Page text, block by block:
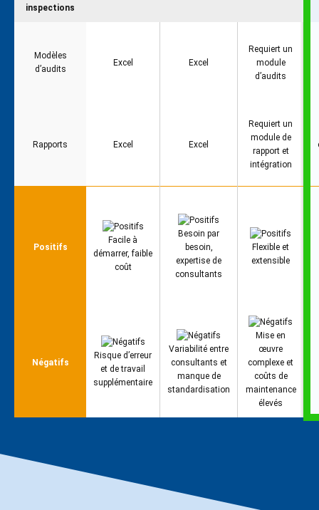
inspections
Modèles
d’audits
Excel Excel
Requiert un
module
d’audits
Rapports Excel Excel
Requiert un
module de
rapport et
intégration
Positifs
Facile à
démarrer, faible
coût
Besoin par
besoin,
expertise de
consultants
Flexible et
extensible
Négatifs
Risque d’erreur
et de travail
supplémentaire
Variabilité entre
consultants et
manque de
standardisation
Mise en
œuvre
complexe et
coûts de
maintenance
élevés